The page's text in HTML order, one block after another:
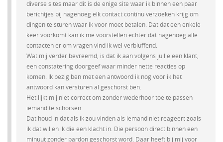
diverse sites maar dit is de enige site waar ik binnen een paar
berichtjes bij nagenoeg elk contact continu verzoeken krijg om
dingen te sturen waar ik voor moet betalen. Dat dat een enkele
keer voorkomt kan ik me voorstellen echter dat nagenoeg alle
contacten er om vragen vind ik wel verbluffend.
Wat mij verder bevreemd, is dat ik aan volgens jullie een klant,
een constatering doorgeef waar minder nette reacties op
komen. Ik bezig ben met een antwoord ik nog voor ik het
antwoord kan versturen al geschorst ben.
Het lijkt mij niet correct om zonder wederhoor toe te passen
iemand te schorsen.
Dat houd in dat als ik zou vinden als iemand niet reageert zoals
ik dat wil en ik die een klacht in. Die persoon direct binnen een
minuut zonder pardon geschorst word. Daar heeft bij mij voor